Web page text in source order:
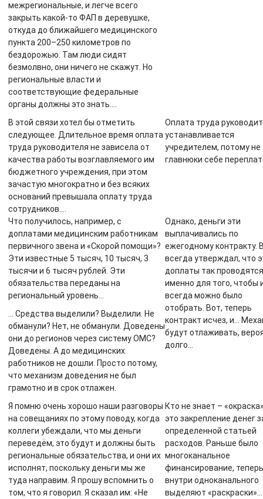
межрегиональные, и легче всего
закрыть какой-то ФАП в деревушке,
откуда до ближайшего медицинского
пункта 200–250 километров по
бездорожью. Там люди сидят
безмолвно, они ничего не скажут. Но
региональные власти и
соответствующие федеральные
органы должны это знать.…
В этой связи хотел бы отметить
следующее. Длительное время оплата
труда руководителя не зависела от
качества работы возглавляемого им
бюджетного учреждения, при этом
зачастую многократно и без всяких
оснований превышала оплату труда
сотрудников.…
Оплата труда
устанавливается
учредителем, потому не
главнюки себе
Что получилось, например, с
доплатами медицинским работникам
первичного звена и «Скорой помощи»?
Эти известные 5 тысяч, 10 тысяч, 3
тысячи и 6 тысяч рублей. Эти
обязательства переданы на
региональный уровень…
… Средства выделили? Выделили. Не
обманули? Нет, не обманули. Доведены
они до регионов через систему ОМС?
Доведены. А до медицинских
работников не дошли. Просто потому,
что механизм доведения не был
грамотно и в срок отлажен.
Однако, деньги эти
выплачивались по
ежегодному контракту.
всегда утверждал, что
доплаты так проводятся
именно для того, чтобы
всегда можно было
отобрать. Вот, теперь
контракт исчез, и…
будут отлаживать,
долго…
Я помню очень хорошо наши разговоры
на совещаниях по этому поводу, когда
коллеги убеждали, что мы деньги
переведём, это будут и должны быть
региональные обязательства, и они их
исполнят, поскольку деньги мы же
туда направим. Я прошу вспомнить о
том, что я говорил. Я сказал им: «Не
Кто не знает –
это закрепление денег
определенной статьей
расходов. Раньше было
многоканальное
финансирование, теперь
внутри одноканального
выделяют «раскраски»…